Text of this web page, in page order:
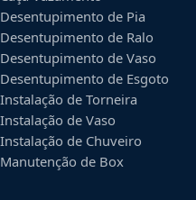
Desentupimento de Pia
Desentupimento de Ralo
Desentupimento de Vaso
Desentupimento de Esgoto
Instalação de Torneira
Instalação de Vaso
Instalação de Chuveiro
Manutenção de Box